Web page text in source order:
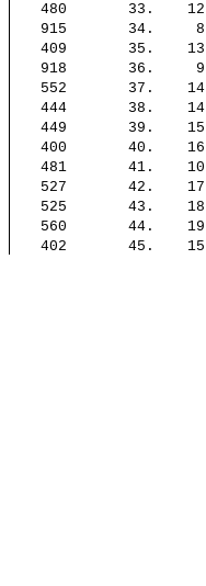
480
33.
915
34.
409
35.
918
36.
552
37.
444
38.
449
39.
400
40.
481
41.
527
42.
525
43.
560
44.
402
45.